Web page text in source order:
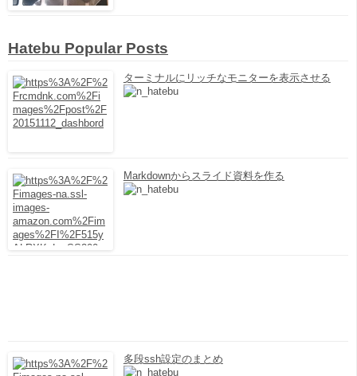
Hatebu Popular Posts
ターミナルにリッチなモニターを表示させる
Markdownからスライド資料を作る
多段ssh設定のまとめ